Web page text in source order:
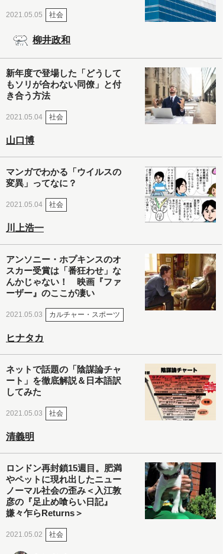
2021.05.05 社会
柳井政和
新年度で登場した「どうして
もソリが合わない同僚」と付
き合う方法
2021.05.04 社会
山口博
マンガでわかる「ウイルスの
変異」ってなに？
2021.05.04 社会
川上浩一
アンソニー・ホプキンスのオ
スカー受賞は「番狂わせ」な
んかじゃない！ 映画『ファ
ーザー』のここが凄い
2021.05.03 カルチャー・スポーツ
ヒナタカ
ネットで話題の「陰謀論チャ
ート」を徹底解説＆日本語訳
してみた
2021.05.03 社会
清義明
ロンドン再封鎖15週目。肥満
やペットに現れ出したニュー
ノーマル社会の歪み＜入江敦
彦の『足止め喰らい日記』
嫌々乍らReturns＞
2021.05.02 社会